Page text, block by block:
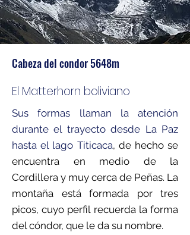
Cabeza del condor 5648m
El Matterhorn boliviano
Sus formas llaman la atención
durante el trayecto desde La Paz
hasta el lago Titicaca, de hecho se
encuentra en medio de la
Cordillera y muy cerca de Peñas. La
montaña está formada por tres
picos, cuyo perfil recuerda la forma
del cóndor, que le da su nombre.